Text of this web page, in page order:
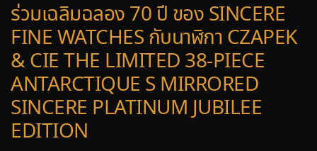
ร่วมเฉลิมฉลอง 70 ปี ของ SINCERE
FINE WATCHES กับนาฬิกา CZAPEK
& CIE THE LIMITED 38-PIECE
ANTARCTIQUE S MIRRORED
SINCERE PLATINUM JUBILEE
EDITION